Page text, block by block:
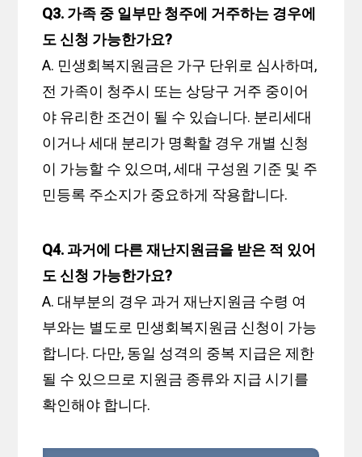
Q3. 가족 중 일부만 청주에 거주하는 경우에
도 신청 가능한가요?
A. 민생회복지원금은 가구 단위로 심사하며,
전 가족이 청주시 또는 상당구 거주 중이어
야 유리한 조건이 될 수 있습니다. 분리세대
이거나 세대 분리가 명확할 경우 개별 신청
이 가능할 수 있으며, 세대 구성원 기준 및 주
민등록 주소지가 중요하게 작용합니다.
Q4. 과거에 다른 재난지원금을 받은 적 있어
도 신청 가능한가요?
A. 대부분의 경우 과거 재난지원금 수령 여
부와는 별도로 민생회복지원금 신청이 가능
합니다. 다만, 동일 성격의 중복 지급은 제한
될 수 있으므로 지원금 종류와 지급 시기를
확인해야 합니다.